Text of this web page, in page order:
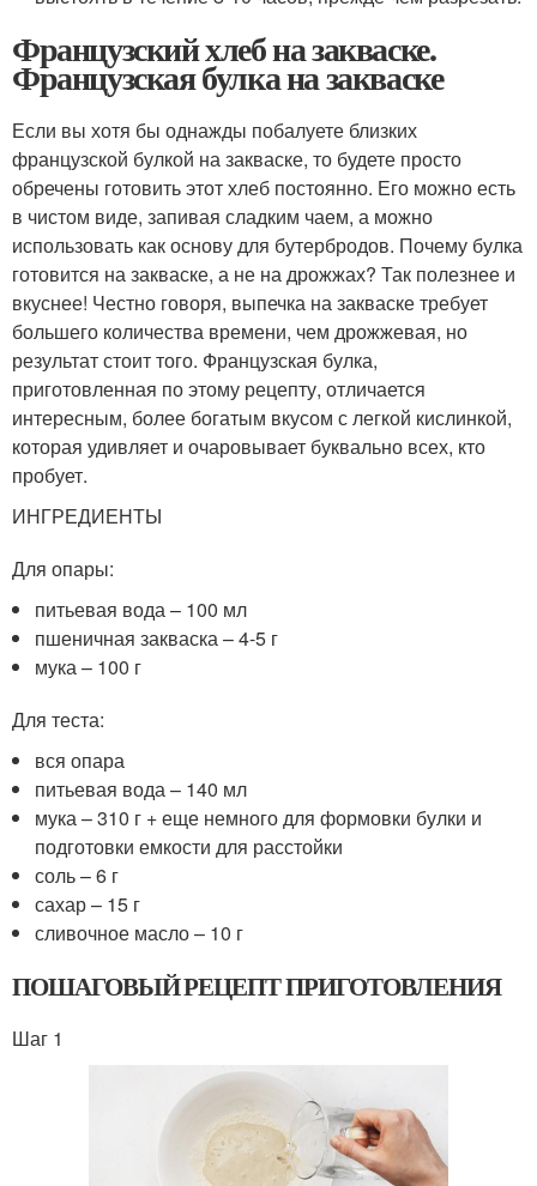
Французский хлеб на закваске.
Французская булка на закваске
Если вы хотя бы однажды побалуете близких
французской булкой на закваске, то будете просто
обречены готовить этот хлеб постоянно. Его можно есть
в чистом виде, запивая сладким чаем, а можно
использовать как основу для бутербродов. Почему булка
готовится на закваске, а не на дрожжах? Так полезнее и
вкуснее! Честно говоря, выпечка на закваске требует
большего количества времени, чем дрожжевая, но
результат стоит того. Французская булка,
приготовленная по этому рецепту, отличается
интересным, более богатым вкусом с легкой кислинкой,
которая удивляет и очаровывает буквально всех, кто
пробует.
ИНГРЕДИЕНТЫ
Для опары:
питьевая вода – 100 мл
пшеничная закваска – 4-5 г
мука – 100 г
Для теста:
вся опара
питьевая вода – 140 мл
мука – 310 г + еще немного для формовки булки и
подготовки емкости для расстойки
соль – 6 г
сахар – 15 г
сливочное масло – 10 г
ПОШАГОВЫЙ РЕЦЕПТ ПРИГОТОВЛЕНИЯ
Шаг 1